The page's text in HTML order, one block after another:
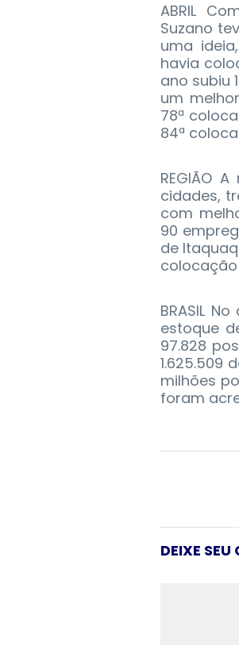
ABRIL
Suzano
uma
havia
ano subiu
um
78ª
84ª
REGIÃO
cidades,
com
90
de
BRASIL
estoque
97.828
1.625.509
milhões
foram
DEIXE